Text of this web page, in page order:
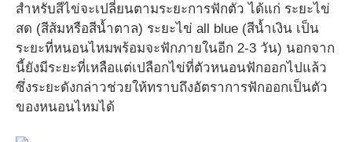
สำหรับสีไข่จะเปลี่ยนตามระยะการฟักตัว ได้แก่ ระยะไข่
สด (สีส้มหรือสีน้ำตาล) ระยะไข่ all blue (สีน้ำเงิน เป็น
ระยะที่หนอนไหมพร้อมจะฟักภายในอีก 2-3 วัน) นอกจาก
นี้ยังมีระยะที่เหลือแต่เปลือกไข่ที่ตัวหนอนฟักออกไปแล้ว
ซึ่งระยะดังกล่าวช่วยให้ทราบถึงอัตราการฟักออกเป็นตัว
ของหนอนไหมได้